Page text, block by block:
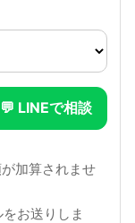
💬 LINEで相談
加算されませ
お送りしま